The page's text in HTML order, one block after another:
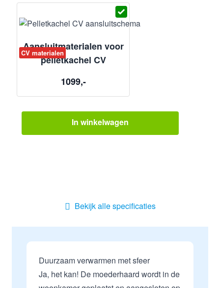
CV materialen
Aansluitmaterialen voor
pelletkachel CV
1099,-
In winkelwagen
Bekijk alle specificaties
Duurzaam verwarmen met sfeer
Ja, het kan! De moederhaard wordt in de